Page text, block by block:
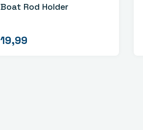
Boat Rod Holder
19,99